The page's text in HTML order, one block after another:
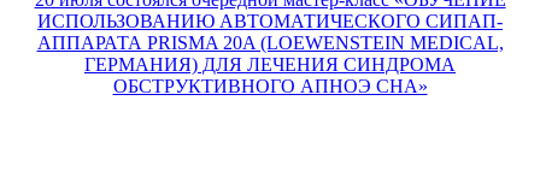
ИСПОЛЬЗОВАНИЮ АВТОМАТИЧЕСКОГО СИПАП-
АППАРАТА PRISMA 20A (LOEWENSTEIN MEDICAL,
ГЕРМАНИЯ) ДЛЯ ЛЕЧЕНИЯ СИНДРОМА
ОБСТРУКТИВНОГО АПНОЭ СНА»